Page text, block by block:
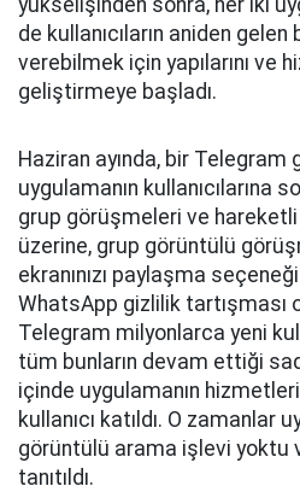
yükselişinden sonra, her iki
de kullanıcıların aniden
verebilmek için yapılarını ve
geliştirmeye başladı.
Haziran ayında, bir Telegram
uygulamanın kullanıcılarına
grup görüşmeleri ve
üzerine, grup görüntülü
ekranınızı paylaşma
WhatsApp gizlilik tartışması
Telegram milyonlarca yeni
tüm bunların devam ettiği
içinde uygulamanın
kullanıcı katıldı. O zamanlar
görüntülü arama işlevi yoktu
tanıtıldı.